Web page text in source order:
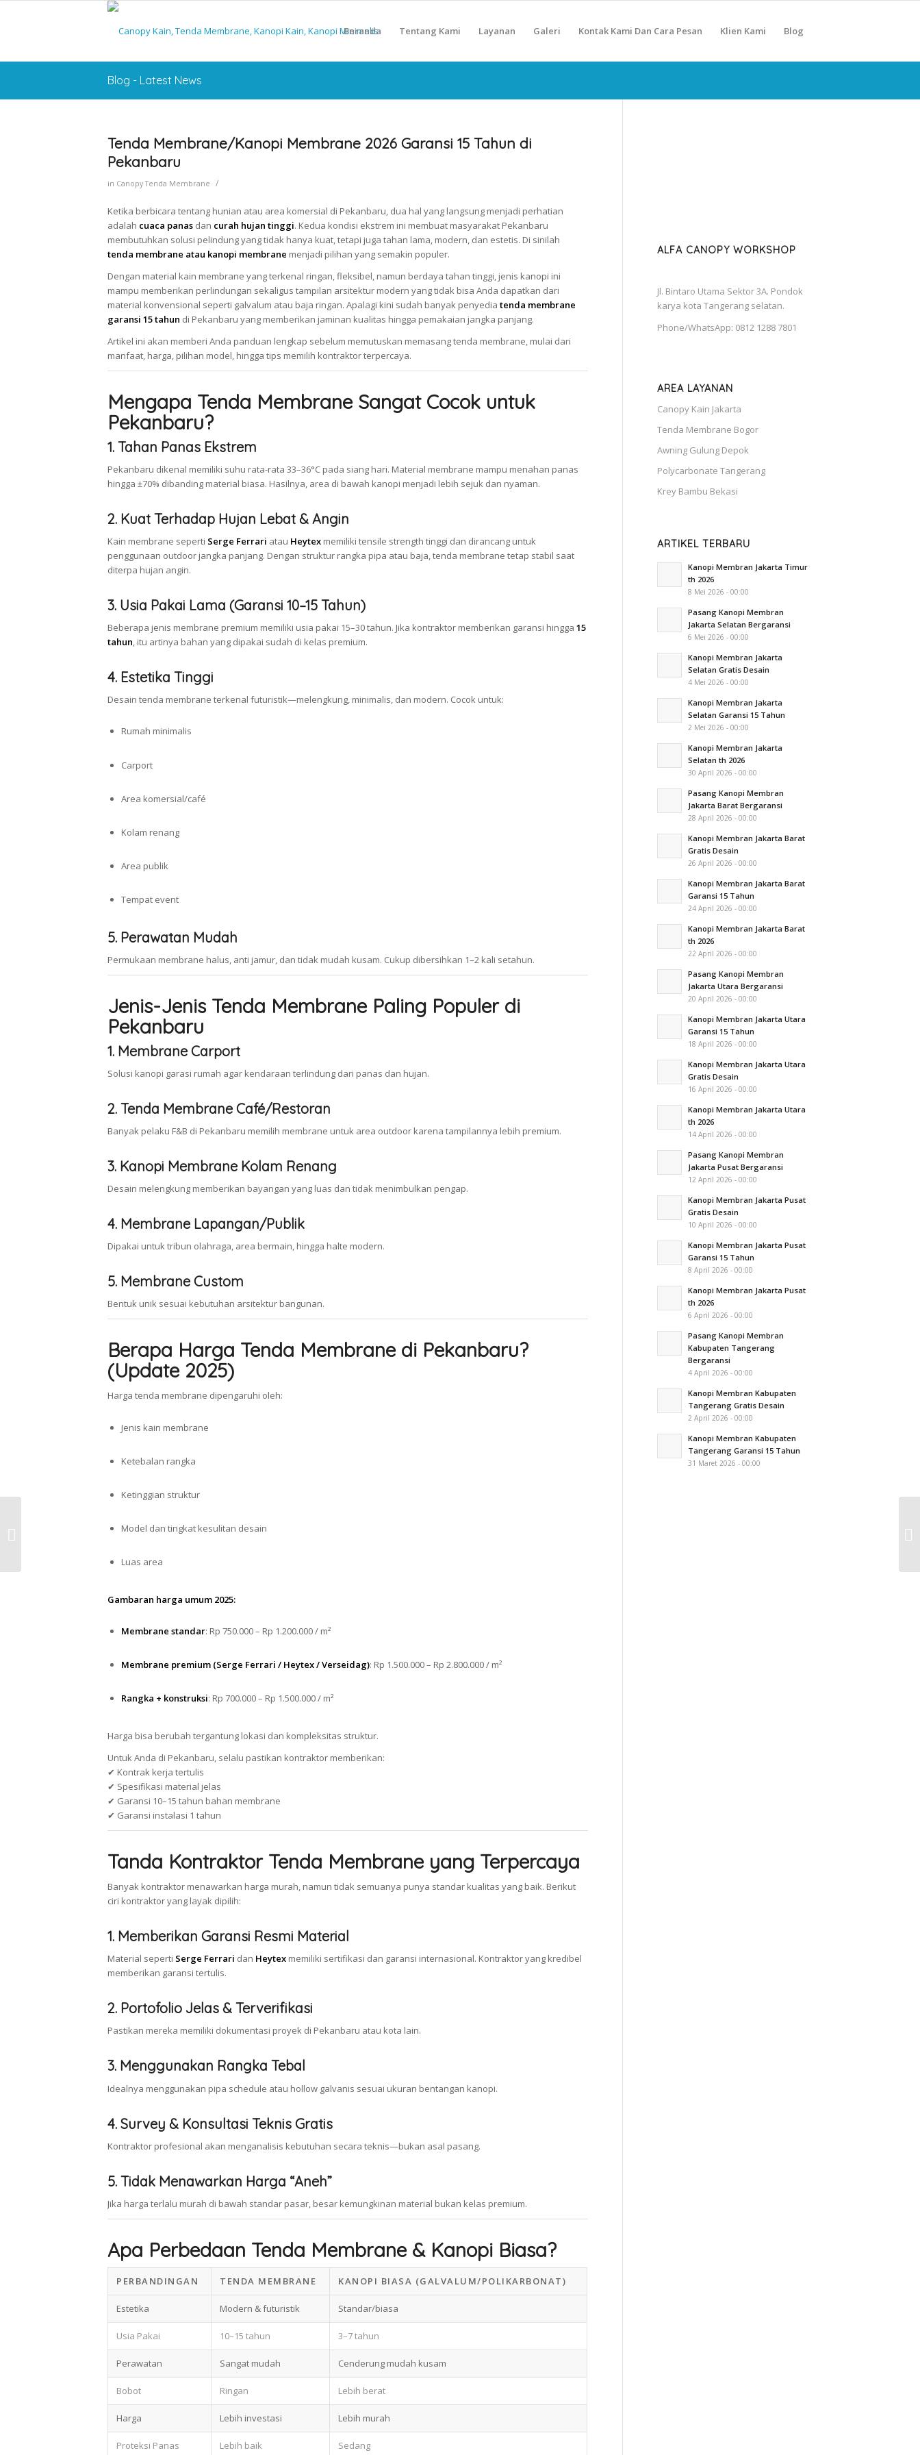
Beranda Tentang Kami Layanan Galeri Kontak Kami Dan Cara Pesan Klien Kami Blog
Blog - Latest News
Tenda Membrane/Kanopi Membrane 2026 Garansi 15 Tahun di
Pekanbaru
in Canopy Tenda Membrane /
Ketika berbicara tentang hunian atau area komersial di Pekanbaru, dua hal yang langsung menjadi perhatian
adalah cuaca panas dan curah hujan tinggi. Kedua kondisi ekstrem ini membuat masyarakat Pekanbaru
membutuhkan solusi pelindung yang tidak hanya kuat, tetapi juga tahan lama, modern, dan estetis. Di sinilah
tenda membrane atau kanopi membrane menjadi pilihan yang semakin populer.
Dengan material kain membrane yang terkenal ringan, fleksibel, namun berdaya tahan tinggi, jenis kanopi ini
mampu memberikan perlindungan sekaligus tampilan arsitektur modern yang tidak bisa Anda dapatkan dari
material konvensional seperti galvalum atau baja ringan. Apalagi kini sudah banyak penyedia tenda membrane
garansi 15 tahun di Pekanbaru yang memberikan jaminan kualitas hingga pemakaian jangka panjang.
Artikel ini akan memberi Anda panduan lengkap sebelum memutuskan memasang tenda membrane, mulai dari
manfaat, harga, pilihan model, hingga tips memilih kontraktor terpercaya.
Mengapa Tenda Membrane Sangat Cocok untuk
Pekanbaru?
1. Tahan Panas Ekstrem
Pekanbaru dikenal memiliki suhu rata-rata 33–36°C pada siang hari. Material membrane mampu menahan panas
hingga ±70% dibanding material biasa. Hasilnya, area di bawah kanopi menjadi lebih sejuk dan nyaman.
2. Kuat Terhadap Hujan Lebat & Angin
Kain membrane seperti Serge Ferrari atau Heytex memiliki tensile strength tinggi dan dirancang untuk
penggunaan outdoor jangka panjang. Dengan struktur rangka pipa atau baja, tenda membrane tetap stabil saat
diterpa hujan angin.
3. Usia Pakai Lama (Garansi 10–15 Tahun)
Beberapa jenis membrane premium memiliki usia pakai 15–30 tahun. Jika kontraktor memberikan garansi hingga 15
tahun, itu artinya bahan yang dipakai sudah di kelas premium.
4. Estetika Tinggi
Desain tenda membrane terkenal futuristik—melengkung, minimalis, dan modern. Cocok untuk:
Rumah minimalis
Carport
Area komersial/café
Kolam renang
Area publik
Tempat event
5. Perawatan Mudah
Permukaan membrane halus, anti jamur, dan tidak mudah kusam. Cukup dibersihkan 1–2 kali setahun.
Jenis-Jenis Tenda Membrane Paling Populer di
Pekanbaru
1. Membrane Carport
Solusi kanopi garasi rumah agar kendaraan terlindung dari panas dan hujan.
2. Tenda Membrane Café/Restoran
Banyak pelaku F&B di Pekanbaru memilih membrane untuk area outdoor karena tampilannya lebih premium.
3. Kanopi Membrane Kolam Renang
Desain melengkung memberikan bayangan yang luas dan tidak menimbulkan pengap.
4. Membrane Lapangan/Publik
Dipakai untuk tribun olahraga, area bermain, hingga halte modern.
5. Membrane Custom
Bentuk unik sesuai kebutuhan arsitektur bangunan.
Berapa Harga Tenda Membrane di Pekanbaru?
(Update 2025)
Harga tenda membrane dipengaruhi oleh:
Jenis kain membrane
Ketebalan rangka
Ketinggian struktur
Model dan tingkat kesulitan desain
Luas area
Gambaran harga umum 2025:
Membrane standar: Rp 750.000 – Rp 1.200.000 / m²
Membrane premium (Serge Ferrari / Heytex / Verseidag): Rp 1.500.000 – Rp 2.800.000 / m²
Rangka + konstruksi: Rp 700.000 – Rp 1.500.000 / m²
Harga bisa berubah tergantung lokasi dan kompleksitas struktur.
Untuk Anda di Pekanbaru, selalu pastikan kontraktor memberikan:
✔ Kontrak kerja tertulis
✔ Spesifikasi material jelas
✔ Garansi 10–15 tahun bahan membrane
✔ Garansi instalasi 1 tahun
Tanda Kontraktor Tenda Membrane yang Terpercaya
Banyak kontraktor menawarkan harga murah, namun tidak semuanya punya standar kualitas yang baik. Berikut
ciri kontraktor yang layak dipilih:
1. Memberikan Garansi Resmi Material
Material seperti Serge Ferrari dan Heytex memiliki sertifikasi dan garansi internasional. Kontraktor yang kredibel
memberikan garansi tertulis.
2. Portofolio Jelas & Terverifikasi
Pastikan mereka memiliki dokumentasi proyek di Pekanbaru atau kota lain.
3. Menggunakan Rangka Tebal
Idealnya menggunakan pipa schedule atau hollow galvanis sesuai ukuran bentangan kanopi.
4. Survey & Konsultasi Teknis Gratis
Kontraktor profesional akan menganalisis kebutuhan secara teknis—bukan asal pasang.
5. Tidak Menawarkan Harga “Aneh”
Jika harga terlalu murah di bawah standar pasar, besar kemungkinan material bukan kelas premium.
Apa Perbedaan Tenda Membrane & Kanopi Biasa?
PERBANDINGAN TENDA MEMBRANE KANOPI BIASA (GALVALUM/POLIKARBONAT)
Estetika Modern & futuristik Standar/biasa
Usia Pakai 10–15 tahun 3–7 tahun
Perawatan Sangat mudah Cenderung mudah kusam
Bobot Ringan Lebih berat
Harga Lebih investasi Lebih murah
Proteksi Panas Lebih baik Sedang
ALFA CANOPY WORKSHOP
Jl. Bintaro Utama Sektor 3A. Pondok
karya kota Tangerang selatan.
Phone/WhatsApp: 0812 1288 7801
AREA LAYANAN
Canopy Kain Jakarta
Tenda Membrane Bogor
Awning Gulung Depok
Polycarbonate Tangerang
Krey Bambu Bekasi
ARTIKEL TERBARU
Kanopi Membran Jakarta Timur
th 2026
8 Mei 2026 - 00:00
Pasang Kanopi Membran
Jakarta Selatan Bergaransi
6 Mei 2026 - 00:00
Kanopi Membran Jakarta
Selatan Gratis Desain
4 Mei 2026 - 00:00
Kanopi Membran Jakarta
Selatan Garansi 15 Tahun
2 Mei 2026 - 00:00
Kanopi Membran Jakarta
Selatan th 2026
30 April 2026 - 00:00
Pasang Kanopi Membran
Jakarta Barat Bergaransi
28 April 2026 - 00:00
Kanopi Membran Jakarta Barat
Gratis Desain
26 April 2026 - 00:00
Kanopi Membran Jakarta Barat
Garansi 15 Tahun
24 April 2026 - 00:00
Kanopi Membran Jakarta Barat
th 2026
22 April 2026 - 00:00
Pasang Kanopi Membran
Jakarta Utara Bergaransi
20 April 2026 - 00:00
Kanopi Membran Jakarta Utara
Garansi 15 Tahun
18 April 2026 - 00:00
Kanopi Membran Jakarta Utara
Gratis Desain
16 April 2026 - 00:00
Kanopi Membran Jakarta Utara
th 2026
14 April 2026 - 00:00
Pasang Kanopi Membran
Jakarta Pusat Bergaransi
12 April 2026 - 00:00
Kanopi Membran Jakarta Pusat
Gratis Desain
10 April 2026 - 00:00
Kanopi Membran Jakarta Pusat
Garansi 15 Tahun
8 April 2026 - 00:00
Kanopi Membran Jakarta Pusat
th 2026
6 April 2026 - 00:00
Pasang Kanopi Membran
Kabupaten Tangerang
Bergaransi
4 April 2026 - 00:00
Kanopi Membran Kabupaten
Tangerang Gratis Desain
2 April 2026 - 00:00
Kanopi Membran Kabupaten
Tangerang Garansi 15 Tahun
31 Maret 2026 - 00:00
Garansi 15 Tahun Kanopi Kain